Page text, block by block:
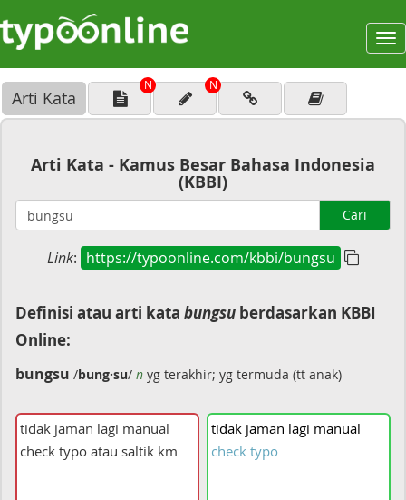
Arti Kata
N N
Arti Kata - Kamus Besar Bahasa Indonesia
(KBBI)
Cari
Link: https://typoonline.com/kbbi/bungsu
Definisi atau arti kata bungsu berdasarkan KBBI
Online:
bungsu /bung·su/ n yg terakhir; yg termuda (tt anak)
tidak jaman lagi manual
check typo